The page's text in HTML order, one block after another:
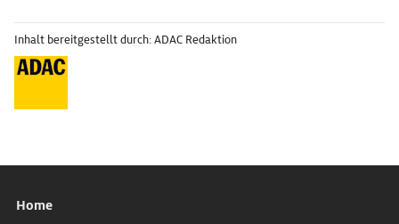
Inhalt bereitgestellt durch: ADAC Redaktion
Home